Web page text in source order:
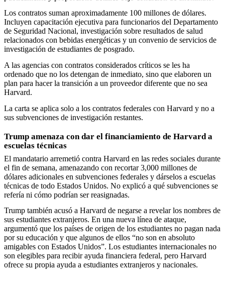
Los contratos suman aproximadamente 100 millones de dólares.
Incluyen capacitación ejecutiva para funcionarios del Departamento
de Seguridad Nacional, investigación sobre resultados de salud
relacionados con bebidas energéticas y un convenio de servicios de
investigación de estudiantes de posgrado.
A las agencias con contratos considerados críticos se les ha
ordenado que no los detengan de inmediato, sino que elaboren un
plan para hacer la transición a un proveedor diferente que no sea
Harvard.
La carta se aplica solo a los contratos federales con Harvard y no a
sus subvenciones de investigación restantes.
Trump amenaza con dar el financiamiento de Harvard a
escuelas técnicas
El mandatario arremetió contra Harvard en las redes sociales durante
el fin de semana, amenazando con recortar 3,000 millones de
dólares adicionales en subvenciones federales y dárselos a escuelas
técnicas de todo Estados Unidos. No explicó a qué subvenciones se
refería ni cómo podrían ser reasignadas.
Trump también acusó a Harvard de negarse a revelar los nombres de
sus estudiantes extranjeros. En una nueva línea de ataque,
argumentó que los países de origen de los estudiantes no pagan nada
por su educación y que algunos de ellos “no son en absoluto
amigables con Estados Unidos”. Los estudiantes internacionales no
son elegibles para recibir ayuda financiera federal, pero Harvard
ofrece su propia ayuda a estudiantes extranjeros y nacionales.